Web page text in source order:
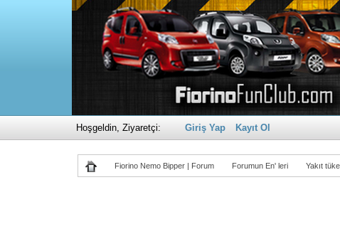
Hoşgeldin, Ziyaretçi: Giriş Yap Kayıt Ol
Fiorino Nemo Bipper | Forum Forumun En' leri Yakıt